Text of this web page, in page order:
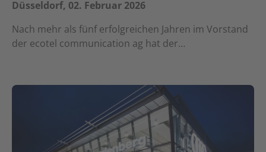
Düsseldorf, 02. Februar 2026
Nach mehr als fünf erfolgreichen Jahren im Vorstand
der ecotel communication ag hat der…